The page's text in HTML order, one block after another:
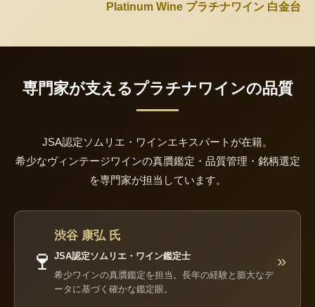
Platinum Wine プラチナワイン 白金台
専門家が支えるプラチナワインの品質
JSA認定ソムリエ・ワインエキスパートが在籍。
希少なヴィンテージワインの真贋鑑定・品質管理・銘柄選定
を専門家が担当しています。
🍷
渋谷 康弘 氏
JSA認定ソムリエ・ワイン鑑定士
希少ワインの真贋鑑定を担当。長年の経験と膨大なデ
ータに基づく確かな鑑定眼。
»